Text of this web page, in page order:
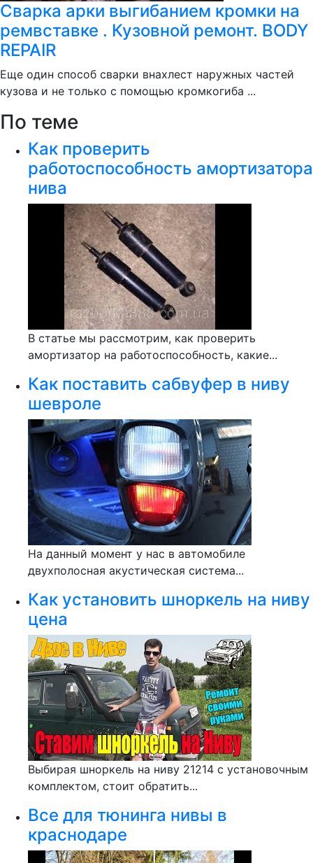
Сварка арки выгибанием кромки на
ремвставке . Кузовной ремонт. BODY
REPAIR
Еще один способ сварки внахлест наружных частей
кузова и не только с помощью кромкогиба ...
По теме
Как проверить
работоспособность амортизатора
нива
В статье мы рассмотрим, как проверить
амортизатор на работоспособность, какие...
Как поставить сабвуфер в ниву
шевроле
На данный момент у нас в автомобиле
двухполосная акустическая система...
Как установить шноркель на ниву
цена
Выбирая шноркель на ниву 21214 с установочным
комплектом, стоит обратить...
Все для тюнинга нивы в
краснодаре